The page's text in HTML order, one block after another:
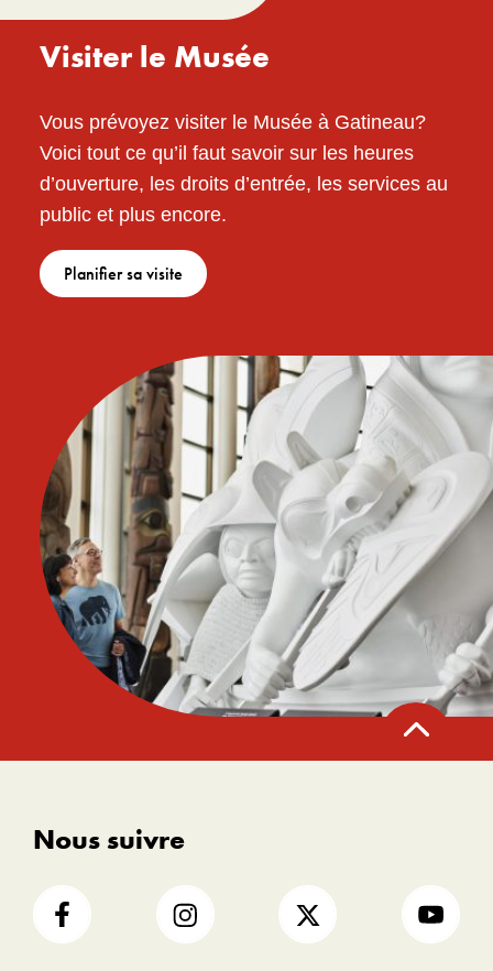
Visiter le Musée
Vous prévoyez visiter le Musée à Gatineau?
Voici tout ce qu’il faut savoir sur les heures
d’ouverture, les droits d’entrée, les services au
public et plus encore.
Planifier sa visite
Retour
Nous suivre